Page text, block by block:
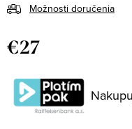
Možnosti doručenia
€27
cena: